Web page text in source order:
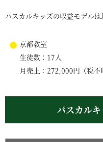
パスカルキッズの収益モデルは
京都教室
生徒数：17人
月売上：272,000円（税不
パスカル